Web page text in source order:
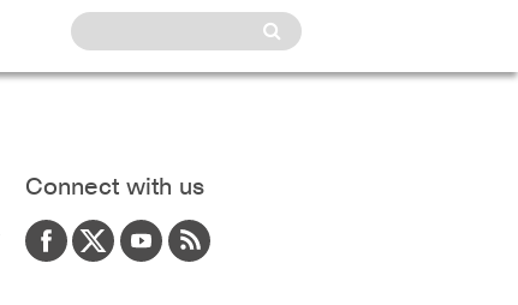
Connect with us